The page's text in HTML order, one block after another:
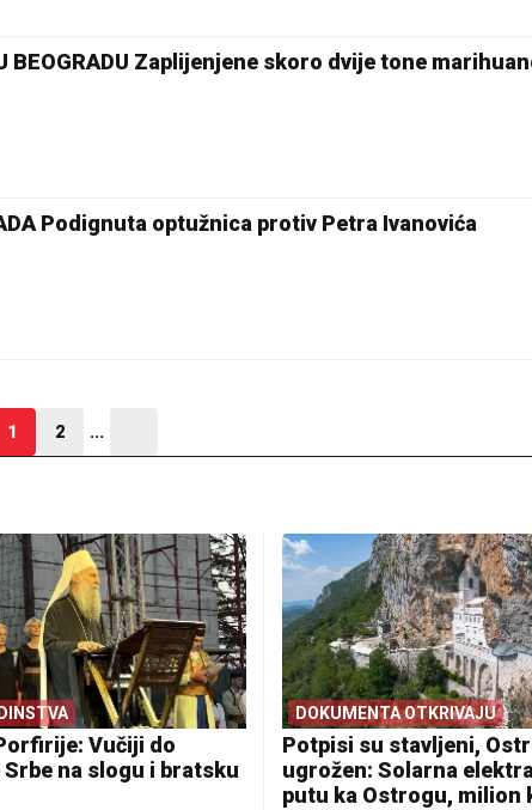
BEOGRADU Zaplijenjene skoro dvije tone
Podignuta optužnica protiv Petra Ivanovića
1 2 ...
Vučiji do
Srbe na slogu i bratsku
DOKUMENTA OTKRIVAJU
Potpisi su stavljeni,
ugrožen: Solarna
putu ka Ostrogu, milion